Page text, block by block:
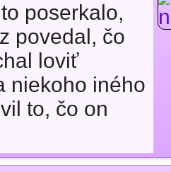
poserkalo,
povedal, čo
loviť
niekoho iného
to, čo on